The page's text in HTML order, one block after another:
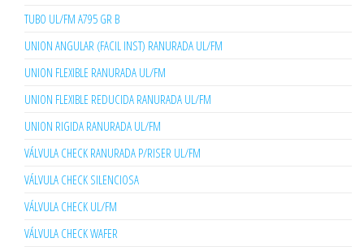
TUBO UL/FM A795 GR B
UNION ANGULAR (FACIL INST) RANURADA UL/FM
UNION FLEXIBLE RANURADA UL/FM
UNION FLEXIBLE REDUCIDA RANURADA UL/FM
UNION RIGIDA RANURADA UL/FM
VÁLVULA CHECK RANURADA P/RISER UL/FM
VÁLVULA CHECK SILENCIOSA
VÁLVULA CHECK UL/FM
VÁLVULA CHECK WAFER